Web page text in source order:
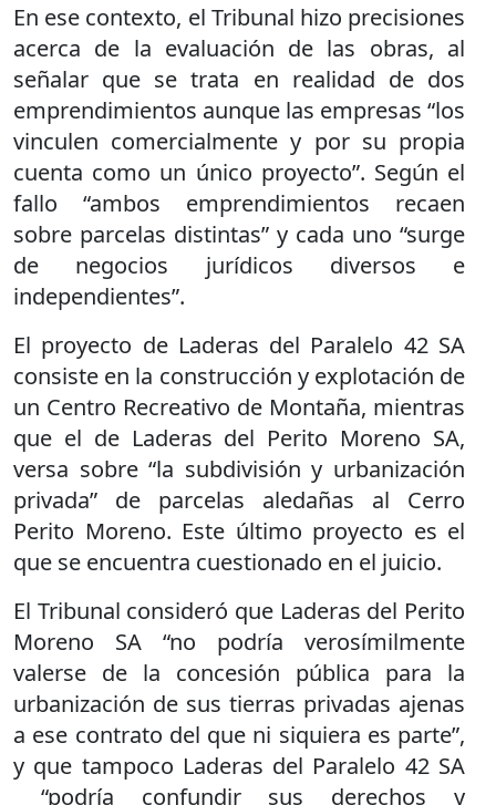
En ese contexto, el Tribunal hizo precisiones
acerca de la evaluación de las obras, al
señalar que se trata en realidad de dos
emprendimientos aunque las empresas “los
vinculen comercialmente y por su propia
cuenta como un único proyecto”. Según el
fallo “ambos emprendimientos recaen
sobre parcelas distintas” y cada uno “surge
de negocios jurídicos diversos e
independientes”.
El proyecto de Laderas del Paralelo 42 SA
consiste en la construcción y explotación de
un Centro Recreativo de Montaña, mientras
que el de Laderas del Perito Moreno SA,
versa sobre “la subdivisión y urbanización
privada” de parcelas aledañas al Cerro
Perito Moreno. Este último proyecto es el
que se encuentra cuestionado en el juicio.
El Tribunal consideró que Laderas del Perito
Moreno SA “no podría verosímilmente
valerse de la concesión pública para la
urbanización de sus tierras privadas ajenas
a ese contrato del que ni siquiera es parte”,
y que tampoco Laderas del Paralelo 42 SA
“podría confundir sus derechos y